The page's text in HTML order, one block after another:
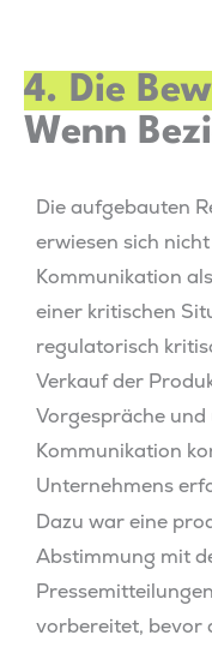
4. Die
Wenn
Die aufgebauten
erwiesen sich
Kommunikation
einer kritischen
regulatorisch
Verkauf der
Vorgespräche
Kommunikation
Unternehmens
Dazu war eine
Abstimmung mit
vorbereitet, bevor